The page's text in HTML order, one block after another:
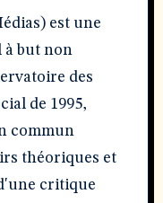
est une
à but non
des
de 1995,
commun
théoriques et
critique